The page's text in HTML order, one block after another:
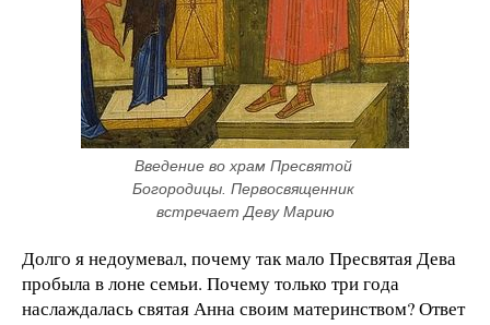
Введение во храм Пресвятой
Богородицы. Первосвященник
встречает Деву Марию
Долго я недоумевал, почему так мало Пресвятая Дева
пробыла в лоне семьи. Почему только три года
наслаждалась святая Анна своим материнством? Ответ